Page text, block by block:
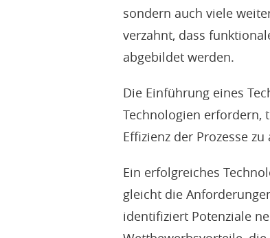
sondern auch viele
verzahnt, dass
abgebildet werden.
Die Einführung eines
Technologien erfordern,
Effizienz der Prozesse
Ein erfolgreiches
gleicht die
identifiziert Potenziale